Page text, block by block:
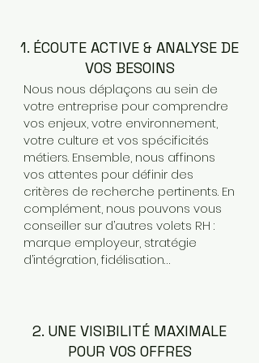
1. ÉCOUTE ACTIVE & ANALYSE DE
VOS BESOINS
Nous nous déplaçons au sein de
votre entreprise pour comprendre
vos enjeux, votre environnement,
votre culture et vos spécificités
métiers. Ensemble, nous affinons
vos attentes pour définir des
critères de recherche pertinents. En
complément, nous pouvons vous
conseiller sur d’autres volets RH :
marque employeur, stratégie
d’intégration, fidélisation…
2. UNE VISIBILITÉ MAXIMALE
POUR VOS OFFRES